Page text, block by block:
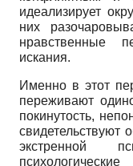
идеализирует
них
нравственные
искания.
Именно в этот
переживают
покинутость,
свидетельствуют
экстренной